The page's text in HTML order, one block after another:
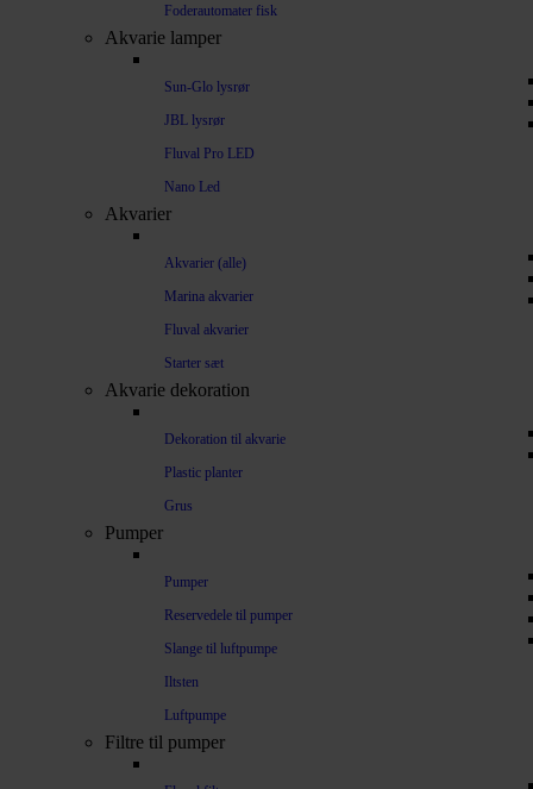
Foderautomater fisk
Akvarie lamper
Sun-Glo lysrør
JBL lysrør
Fluval Pro LED
Nano Led
Akvarier
Akvarier (alle)
Marina akvarier
Fluval akvarier
Starter sæt
Akvarie dekoration
Dekoration til akvarie
Plastic planter
Grus
Pumper
Pumper
Reservedele til pumper
Slange til luftpumpe
Iltsten
Luftpumpe
Filtre til pumper